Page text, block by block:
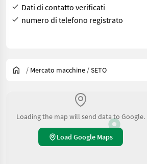
Dati di contatto verificati
numero di telefono registrato
/ Mercato macchine /SETO
Loading the map will send data to Google.
Load Google Maps